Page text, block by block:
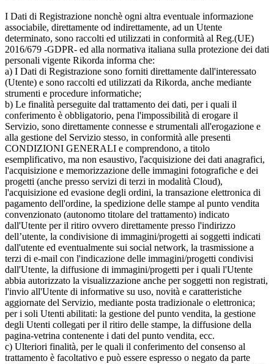
I Dati di Registrazione nonchè ogni altra eventuale informazione
associabile, direttamente od indirettamente, ad un Utente
determinato, sono raccolti ed utilizzati in conformità al Reg.(UE)
2016/679 -GDPR- ed alla normativa italiana sulla protezione dei dati
personali vigente Rikorda informa che:
a) I Dati di Registrazione sono forniti direttamente dall'interessato
(Utente) e sono raccolti ed utilizzati da Rikorda, anche mediante
strumenti e procedure informatiche;
b) Le finalità perseguite dal trattamento dei dati, per i quali il
conferimento è obbligatorio, pena l'impossibilità di erogare il
Servizio, sono direttamente connesse e strumentali all'erogazione e
alla gestione del Servizio stesso, in conformità alle presenti
CONDIZIONI GENERALI e comprendono, a titolo
esemplificativo, ma non esaustivo, l'acquisizione dei dati anagrafici,
l'acquisizione e memorizzazione delle immagini fotografiche e dei
progetti (anche presso servizi di terzi in modalità Cloud),
l'acquisizione ed evasione degli ordini, la transazione elettronica di
pagamento dell'ordine, la spedizione delle stampe al punto vendita
convenzionato (autonomo titolare del trattamento) indicato
dall'Utente per il ritiro ovvero direttamente presso l'indirizzo
dell’utente, la condivisione di immagini/progetti ai soggetti indicati
dall'utente ed eventualmente sui social network, la trasmissione a
terzi di e-mail con l'indicazione delle immagini/progetti condivisi
dall'Utente, la diffusione di immagini/progetti per i quali l'Utente
abbia autorizzato la visualizzazione anche per soggetti non registrati,
l'invio all'Utente di informative su uso, novità e caratteristiche
aggiornate del Servizio, mediante posta tradizionale o elettronica;
per i soli Utenti abilitati: la gestione del punto vendita, la gestione
degli Utenti collegati per il ritiro delle stampe, la diffusione della
pagina-vetrina contenente i dati del punto vendita, ecc.
c) Ulteriori finalità, per le quali il conferimento del consenso al
trattamento è facoltativo e può essere espresso o negato da parte